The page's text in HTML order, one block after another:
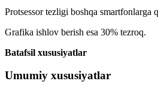
Protsessor tezligi boshqa smartfonlarga
Grafika ishlov berish esa 30% tezroq.
Batafsil xususiyatlar
Umumiy xususiyatlar